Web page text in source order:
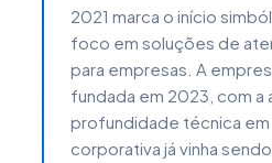
2021 marca o início
foco em soluções de
para empresas. A
fundada em 2023, com a
profundidade técnica
corporativa já vinha